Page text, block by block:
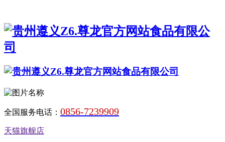
全国服务电话： 0856-7239909
天猫旗舰店